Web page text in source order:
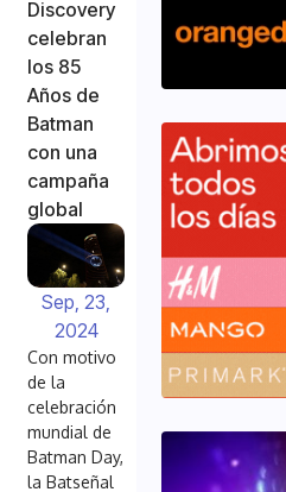
Discovery
celebran
los 85
Años de
Batman
con una
campaña
global
Sep, 23,
2024
Con motivo
de la
celebración
mundial de
Batman Day,
la Batseñal